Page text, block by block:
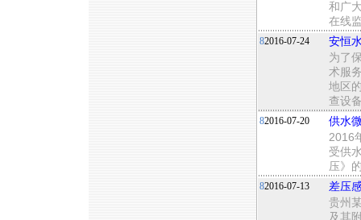
和广
在线
82016-07-24
安恒
为了
术服
地区
查设
82016-07-20
供水
2016
受供
压》
82016-07-13
差压
贵州
及其